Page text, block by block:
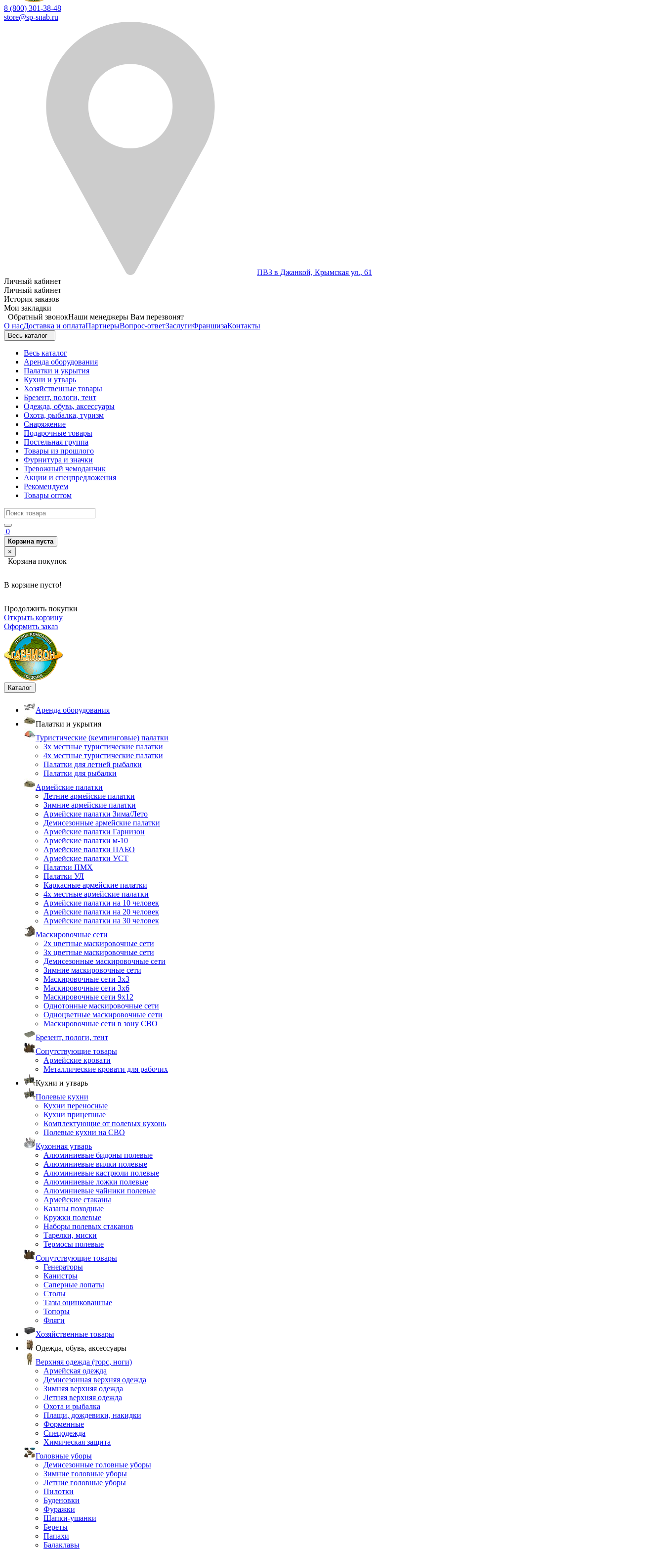
8 (800) 301-38-48
store@sp-snab.ru
ПВЗ в Джанкой, Крымская ул., 61
Личный кабинет
Личный кабинет
История заказов
Мои закладки
Обратный звонокНаши менеджеры Вам перезвонят
О насДоставка и оплатаПартнерыВопрос-ответЗаслугиФраншизаКонтакты
Весь каталог
Весь каталог
Аренда оборудования
Палатки и укрытия
Кухни и утварь
Хозяйственные товары
Брезент, пологи, тент
Одежда, обувь, аксессуары
Охота, рыбалка, туризм
Снаряжение
Подарочные товары
Постельная группа
Товары из прошлого
Фурнитура и значки
Тревожный чемоданчик
Акции и спецпредложения
Рекомендуем
Товары оптом
0
Корзина пуста
×
Корзина покупок
В корзине пусто!
Продолжить покупки
Открыть корзину
Оформить заказ
Каталог
Аренда оборудования
Палатки и укрытия
Туристические (кемпинговые) палатки
3х местные туристические палатки
4х местные туристические палатки
Палатки для летней рыбалки
Палатки для рыбалки
Армейские палатки
Летние армейские палатки
Зимние армейские палатки
Армейские палатки Зима/Лето
Демисезонные армейские палатки
Армейские палатки Гарнизон
Армейские палатки м-10
Армейские палатки ПАБО
Армейские палатки УСТ
Палатки ПМХ
Палатки УЛ
Каркасные армейские палатки
4х местные армейские палатки
Армейские палатки на 10 человек
Армейские палатки на 20 человек
Армейские палатки на 30 человек
Маскировочные сети
2х цветные маскировочные сети
3х цветные маскировочные сети
Демисезонные маскировочные сети
Зимние маскировочные сети
Маскировочные сети 3х3
Маскировочные сети 3х6
Маскировочные сети 9х12
Однотонные маскировочные сети
Одноцветные маскировочные сети
Маскировочные сети в зону СВО
Брезент, пологи, тент
Сопутствующие товары
Армейские кровати
Металлические кровати для рабочих
Кухни и утварь
Полевые кухни
Кухни переносные
Кухни прицепные
Комплектующие от полевых кухонь
Полевые кухни на СВО
Кухонная утварь
Алюминиевые бидоны полевые
Алюминиевые вилки полевые
Алюминиевые кастрюли полевые
Алюминиевые ложки полевые
Алюминиевые чайники полевые
Армейские стаканы
Казаны походные
Кружки полевые
Наборы полевых стаканов
Тарелки, миски
Термосы полевые
Сопутствующие товары
Генераторы
Канистры
Саперные лопаты
Столы
Тазы оцинкованные
Топоры
Фляги
Хозяйственные товары
Одежда, обувь, аксессуары
Верхняя одежда (торс, ноги)
Армейская одежда
Демисезонная верхняя одежда
Зимняя верхняя одежда
Летняя верхняя одежда
Охота и рыбалка
Плащи, дождевики, накидки
Форменные
Спецодежда
Химическая защита
Головные уборы
Демисезонные головные уборы
Зимние головные уборы
Летние головные уборы
Пилотки
Буденовки
Фуражки
Шапки-ушанки
Береты
Папахи
Балаклавы